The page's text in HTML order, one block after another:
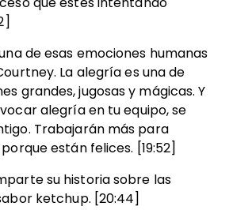
que estés intentando
de esas emociones humanas
La alegría es una de
grandes, jugosas y mágicas. Y
alegría en tu equipo, se
Trabajarán más para
están felices. [19:52]
su historia sobre las
ketchup. [20:44]